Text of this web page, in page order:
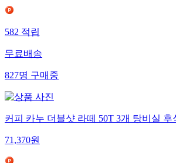
582적립
무료배송
827명구매중
커피 카누 더블샷 라떼 50T 3개 탕비실 후
71,370원